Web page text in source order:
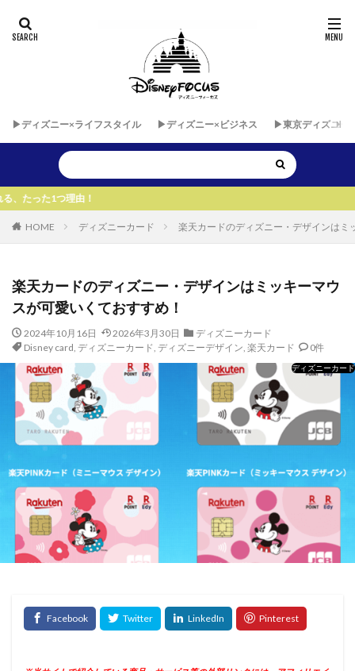
▶︎ディズニー×ライフスタイル ▶︎ディズニー×ビジネス ▶︎東京ディズニー
HOME ディズニーカード 楽天カードのディズニー・デザインは
楽天カードのディズニー・デザインはミッキーマウ
スが可愛いくておすすめ！
2024年10月16日 2026年3月30日
ディズニーカード
Disney card, ディズニーカード, ディズニーデザイン, 楽天カード 0件
ディズニーカード